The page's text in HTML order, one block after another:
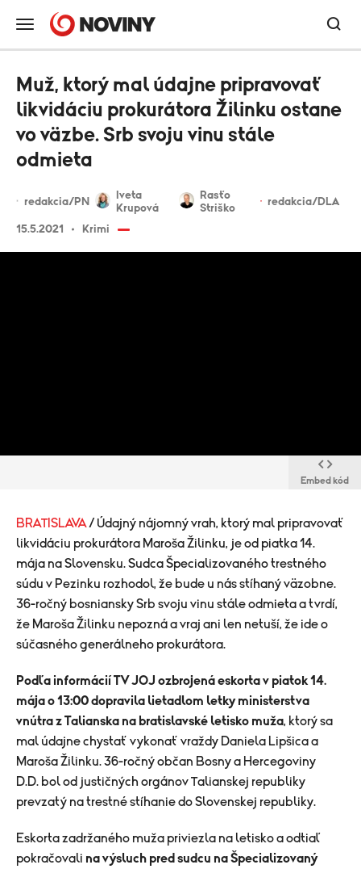
redakcia/PN
Iveta
Krupová
Rasťo
Striško
redakcia/DLA
15.5.2021 Krimi
Muž, ktorý mal údajne pripravovať
likvidáciu prokurátora Žilinku ostane
vo väzbe. Srb svoju vinu stále
odmieta
Embed kód
BRATISLAVA / Údajný nájomný vrah, ktorý mal pripravovať
likvidáciu prokurátora Maroša Žilinku, je od piatka 14.
mája na Slovensku. Sudca Špecializovaného trestného
súdu v Pezinku rozhodol, že bude u nás stíhaný väzobne.
36-ročný bosniansky Srb svoju vinu stále odmieta a tvrdí,
že Maroša Žilinku nepozná a vraj ani len netuší, že ide o
súčasného generálneho prokurátora.
Podľa informácií TV JOJ ozbrojená eskorta v piatok 14.
mája o 13:00 dopravila lietadlom letky ministerstva
vnútra z Talianska na bratislavské letisko muža, ktorý sa
mal údajne chystať vykonať vraždy Daniela Lipšica a
Maroša Žilinku. 36-ročný občan Bosny a Hercegoviny
D.D. bol od justičných orgánov Talianskej republiky
prevzatý na trestné stíhanie do Slovenskej republiky.
Eskorta zadržaného muža priviezla na letisko a odtiaľ
pokračovali na výsluch pred sudcu na Špecializovaný